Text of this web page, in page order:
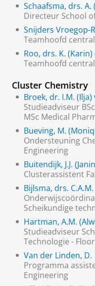
Schaafsma, drs. A.
Directeur School
Snijders Vroegop-
Teamhoofd
Roo, drs. K. (Karin)
Teamhoofd
Cluster Chemistry
Broek, dr. I.M. (Ilja)
Studieadviseur
MSc Medical
Bueving, M.
Ondersteuning
Engineering
Buitendijk, J.J.
Clusterassistent
Bijlsma, drs.
Scheikundige
Hartman, A.M.
Studieadviseur
Technologie -
Van der Linden, D.
Programma
Engineering